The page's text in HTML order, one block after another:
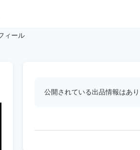
ィール
公開されている出品情報はあ